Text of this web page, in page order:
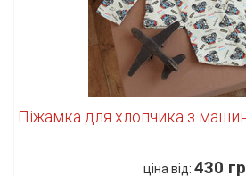
Піжамка для хлопчика з
ціна від: 430